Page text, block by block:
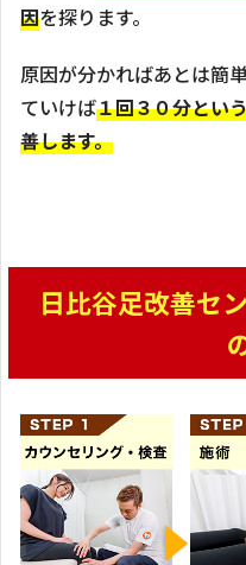
因を探ります。
原因が分かればあとは簡
ていけば１回３０分とい
善します。
日比谷足改善セ